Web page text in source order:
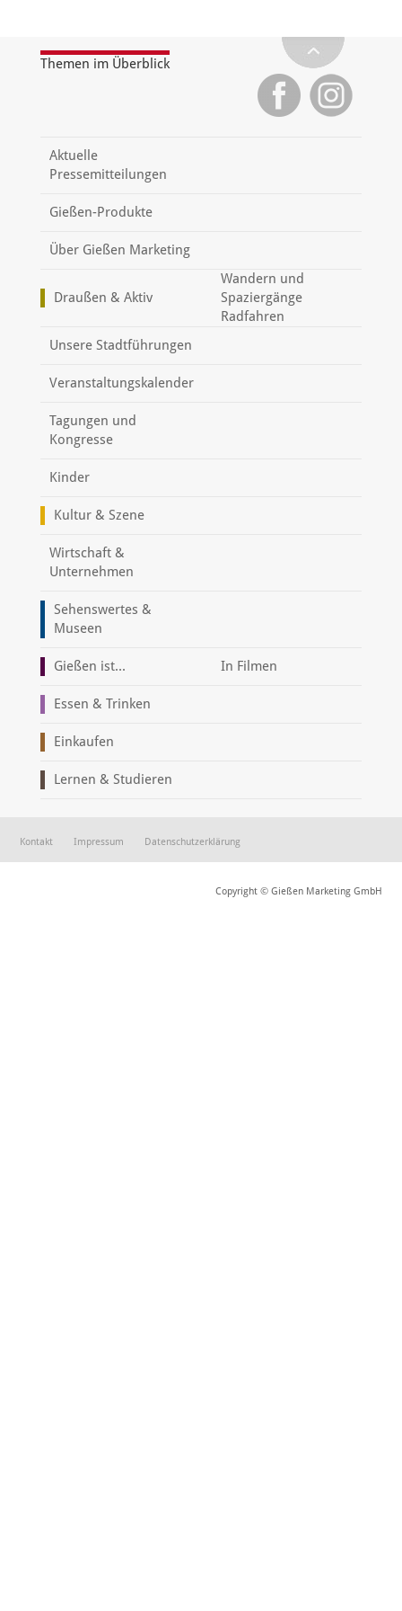
Themen im Überblick
Aktuelle
Pressemitteilungen
Gießen-Produkte
Über Gießen Marketing
Draußen & Aktiv
Wandern und
Spaziergänge
Radfahren
Unsere Stadtführungen
Veranstaltungskalender
Tagungen und
Kongresse
Kinder
Kultur & Szene
Wirtschaft &
Unternehmen
Sehenswertes &
Museen
Gießen ist... In Filmen
Essen & Trinken
Einkaufen
Lernen & Studieren
Kontakt Impressum Datenschutzerklärung
Copyright © Gießen Marketing GmbH